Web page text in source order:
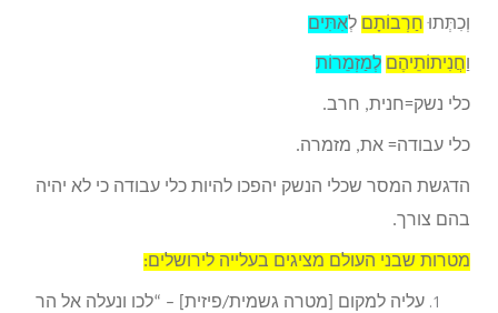
וְכִתְּתוּ חַרְבוֹתָם לְאִתִּים
וַחֲנִיתוֹתֵיהֶם לְמַזְמֵרוֹת
כלי נשק=חנית, חרב.
כלי עבודה= את, מזמרה.
הדגשת המסר שכלי הנשק יהפכו להיות כלי עבודה כי לא יהיה
בהם צורך.
מטרות שבני העולם מציגים בעלייה לירושלים:
עליה למקום [מטרה גשמית/פיזית] – “לכו ונעלה אל הר